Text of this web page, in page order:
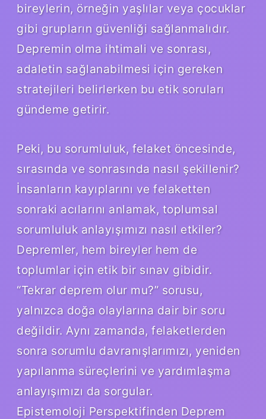
bireylerin, örneğin yaşlılar veya çocuklar
gibi grupların güvenliği sağlanmalıdır.
Depremin olma ihtimali ve sonrası,
adaletin sağlanabilmesi için gereken
stratejileri belirlerken bu etik soruları
gündeme getirir.
Peki, bu sorumluluk, felaket öncesinde,
sırasında ve sonrasında nasıl şekillenir?
İnsanların kayıplarını ve felaketten
sonraki acılarını anlamak, toplumsal
sorumluluk anlayışımızı nasıl etkiler?
Depremler, hem bireyler hem de
toplumlar için etik bir sınav gibidir.
“Tekrar deprem olur mu?” sorusu,
yalnızca doğa olaylarına dair bir soru
değildir. Aynı zamanda, felaketlerden
sonra sorumlu davranışlarımızı, yeniden
yapılanma süreçlerini ve yardımlaşma
anlayışımızı da sorgular.
Epistemoloji Perspektifinden Deprem